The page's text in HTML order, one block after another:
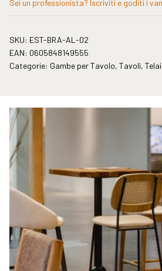
Sei un professionista? Iscriviti e goditi i
SKU: EST-BRA-AL-02
EAN: 0605848149555
Categorie: Gambe per Tavolo, Tavoli,